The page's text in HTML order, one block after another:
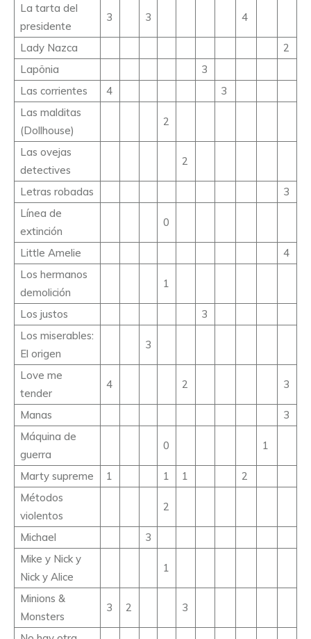
La tarta del
presidente
3 3 4
Lady Nazca
2
Lapönia
3
Las corrientes
4
3
Las malditas
(Dollhouse)
2
Las ovejas
detectives
2
Letras robadas
3
Línea de
extinción
0
Little Amelie
4
Los hermanos
demolición
1
Los justos
3
Los miserables:
El origen
3
Love me
tender
4 2 3
Manas
3
Máquina de
guerra
0 1
Marty supreme 1 1 1
2
Métodos
violentos
2
Michael
3
Mike y Nick y
Nick y Alice
1
Minions &
Monsters
3 2 3